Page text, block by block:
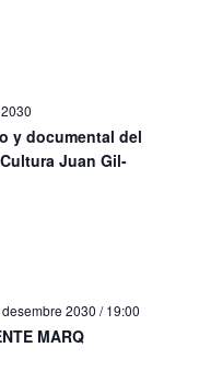
y documental del
Juan Gil-
2030 / 19:00
MARQ